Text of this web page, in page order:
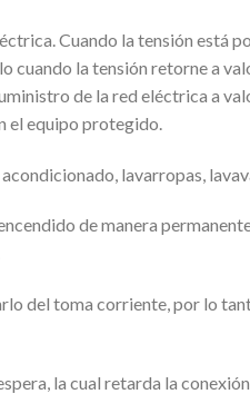
Cuando la tensión está
la tensión retorne a
de la red eléctrica a
el equipo protegido.
lavarropas,
de manera
del toma corriente, por lo
la cual retarda la